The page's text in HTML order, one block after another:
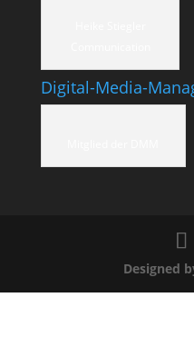
Digital-Media-
Designed